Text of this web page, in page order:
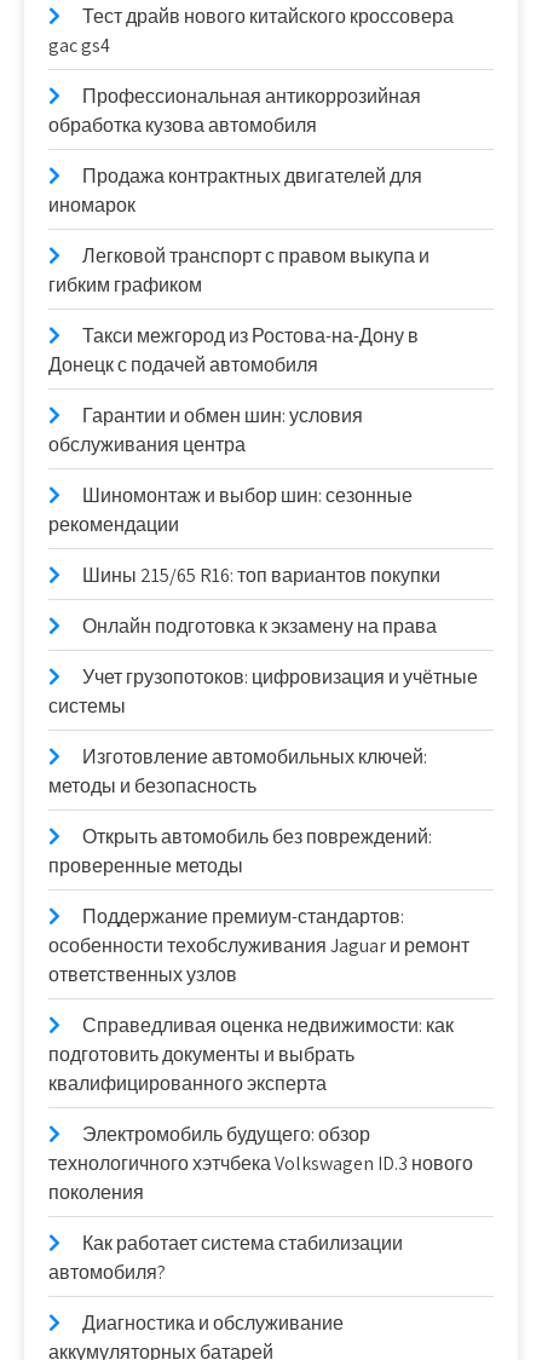
Тест драйв нового китайского кроссовера
gac gs4
Профессиональная антикоррозийная
обработка кузова автомобиля
Продажа контрактных двигателей для
иномарок
Легковой транспорт с правом выкупа и
гибким графиком
Такси межгород из Ростова-на-Дону в
Донецк с подачей автомобиля
Гарантии и обмен шин: условия
обслуживания центра
Шиномонтаж и выбор шин: сезонные
рекомендации
Шины 215/65 R16: топ вариантов покупки
Онлайн подготовка к экзамену на права
Учет грузопотоков: цифровизация и учётные
системы
Изготовление автомобильных ключей:
методы и безопасность
Открыть автомобиль без повреждений:
проверенные методы
Поддержание премиум-стандартов:
особенности техобслуживания Jaguar и ремонт
ответственных узлов
Справедливая оценка недвижимости: как
подготовить документы и выбрать
квалифицированного эксперта
Электромобиль будущего: обзор
технологичного хэтчбека Volkswagen ID.3 нового
поколения
Как работает система стабилизации
автомобиля?
Диагностика и обслуживание
аккумуляторных батарей